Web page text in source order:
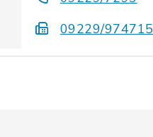
09229/974715